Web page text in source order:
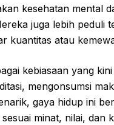
kesehatan mental
juga lebih peduli
kuantitas atau
kebiasaan yang
mengonsumsi
gaya hidup ini
minat, nilai, dan